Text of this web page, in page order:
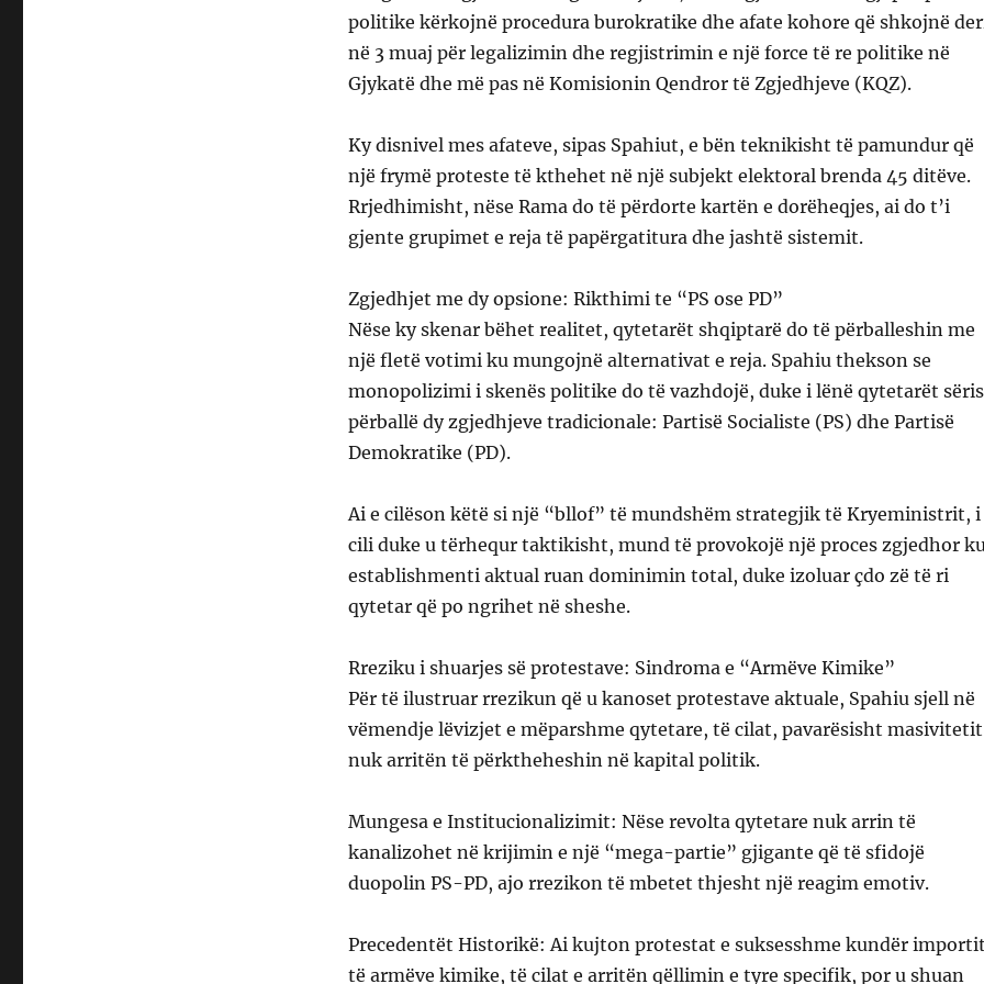
politike kërkojnë procedura burokratike dhe afate kohore që shkojnë
në 3 muaj për legalizimin dhe regjistrimin e një force të re politike në
Gjykatë dhe më pas në Komisionin Qendror të Zgjedhjeve (KQZ).
Ky disnivel mes afateve, sipas Spahiut, e bën teknikisht të pamundur që
një frymë proteste të kthehet në një subjekt elektoral brenda 45 ditëve.
Rrjedhimisht, nëse Rama do të përdorte kartën e dorëheqjes, ai do t’i
gjente grupimet e reja të papërgatitura dhe jashtë sistemit.
Zgjedhjet me dy opsione: Rikthimi te “PS ose PD”
Nëse ky skenar bëhet realitet, qytetarët shqiptarë do të përballeshin me
një fletë votimi ku mungojnë alternativat e reja. Spahiu thekson se
monopolizimi i skenës politike do të vazhdojë, duke i lënë qytetarët
përballë dy zgjedhjeve tradicionale: Partisë Socialiste (PS) dhe Partisë
Demokratike (PD).
Ai e cilëson këtë si një “bllof” të mundshëm strategjik të Kryeministrit, i
cili duke u tërhequr taktikisht, mund të provokojë një proces zgjedhor
establishmenti aktual ruan dominimin total, duke izoluar çdo zë të ri
qytetar që po ngrihet në sheshe.
Rreziku i shuarjes së protestave: Sindroma e “Armëve Kimike”
Për të ilustruar rrezikun që u kanoset protestave aktuale, Spahiu sjell në
vëmendje lëvizjet e mëparshme qytetare, të cilat, pavarësisht
nuk arritën të përktheheshin në kapital politik.
Mungesa e Institucionalizimit: Nëse revolta qytetare nuk arrin të
kanalizohet në krijimin e një “mega-partie” gjigante që të sfidojë
duopolin PS-PD, ajo rrezikon të mbetet thjesht një reagim emotiv.
Precedentët Historikë: Ai kujton protestat e suksesshme kundër
të armëve kimike, të cilat e arritën qëllimin e tyre specifik, por u shuan